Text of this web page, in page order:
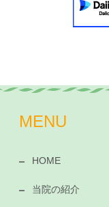
MENU
HOME
当院の紹介